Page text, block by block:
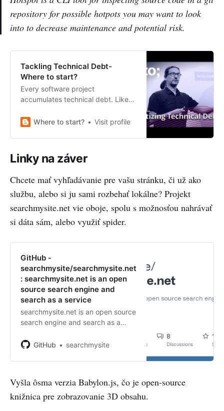
repository for possible hotpots you may want to look
into to decrease maintenance and potential risk.
Tackling Technical Debt-
Where to start?
Every software project
accumulates technical debt. Like
time if left unaddressed, making
Where to start? Visit profile
Linky na záver
Chcete mať vyhľadávanie pre vašu stránku, či už ako
službu, alebo si ju sami rozbehať lokálne? Projekt
searchmysite.net vie oboje, spolu s možnosťou nahrávať
si dáta sám, alebo využiť spider.
GitHub -
searchmysite/searchmysite.net
: searchmysite.net is an open
source search engine and
search as a service
searchmysite.net is an open source
search engine and search as a
searchmysite/searchmysite.net
GitHub searchmysite
Vyšla ôsma verzia Babylon.js, čo je open-source
knižnica pre zobrazovanie 3D obsahu.